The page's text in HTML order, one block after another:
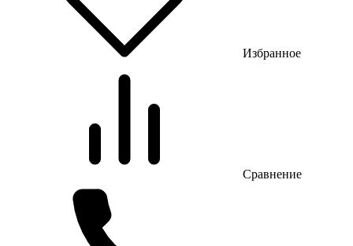
Избранное
Сравнение